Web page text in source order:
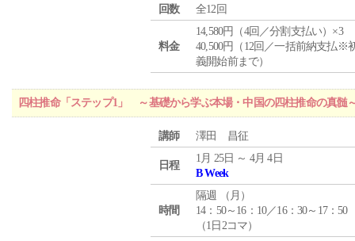
回数 全12回
料金
14,580円（4回／分割支払い）×3
40,500円（12回／一括前納支払※
義開始前まで）
四柱推命「ステップ1」 ～基礎から学ぶ本場・中国の四柱推命の真髄
講師 澤田 昌征
日程
1月 25日 ～ 4月 4日
B Week
時間
隔週 （ 月 ）
14：50～16：10／16：30～17：50
（1日2コマ）